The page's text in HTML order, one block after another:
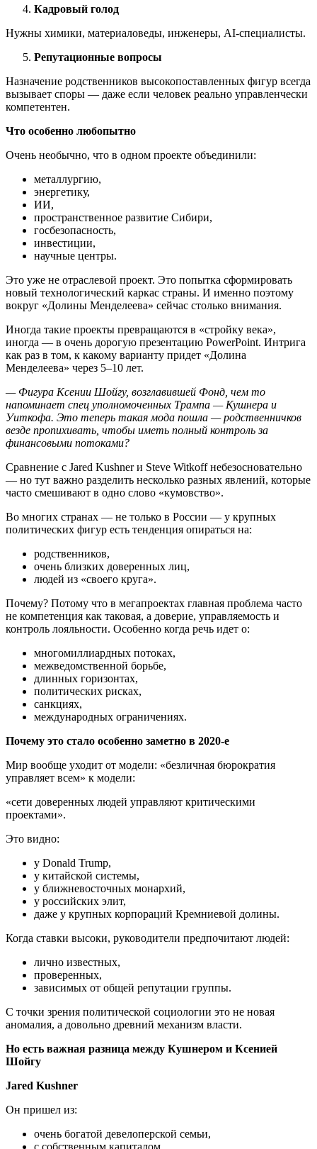
Кадровый голод
Нужны химики, материаловеды, инженеры, AI-специалисты.
Репутационные вопросы
Назначение родственников высокопоставленных фигур всегда
вызывает споры — даже если человек реально управленчески
компетентен.
Что особенно любопытно
Очень необычно, что в одном проекте объединили:
металлургию,
энергетику,
ИИ,
пространственное развитие Сибири,
госбезопасность,
инвестиции,
научные центры.
Это уже не отраслевой проект. Это попытка сформировать
новый технологический каркас страны. И именно поэтому
вокруг «Долины Менделеева» сейчас столько внимания.
Иногда такие проекты превращаются в «стройку века»,
иногда — в очень дорогую презентацию PowerPoint. Интрига
как раз в том, к какому варианту придет «Долина
Менделеева» через 5–10 лет.
— Фигура Ксении Шойгу, возглавившей Фонд, чем то
напоминает спец уполномоченных Трампа — Кушнера и
Уиткофа. Это теперь такая мода пошла — родственничков
везде пропихивать, чтобы иметь полный контроль за
финансовыми потоками?
Сравнение с Jared Kushner и Steve Witkoff небезосновательно
— но тут важно разделить несколько разных явлений, которые
часто смешивают в одно слово «кумовство».
Во многих странах — не только в России — у крупных
политических фигур есть тенденция опираться на:
родственников,
очень близких доверенных лиц,
людей из «своего круга».
Почему? Потому что в мегапроектах главная проблема часто
не компетенция как таковая, а доверие, управляемость и
контроль лояльности. Особенно когда речь идет о:
многомиллиардных потоках,
межведомственной борьбе,
длинных горизонтах,
политических рисках,
санкциях,
международных ограничениях.
Почему это стало особенно заметно в 2020-е
Мир вообще уходит от модели: «безличная бюрократия
управляет всем» к модели:
«сети доверенных людей управляют критическими
проектами».
Это видно:
у Donald Trump,
у китайской системы,
у ближневосточных монархий,
у российских элит,
даже у крупных корпораций Кремниевой долины.
Когда ставки высоки, руководители предпочитают людей:
лично известных,
проверенных,
зависимых от общей репутации группы.
С точки зрения политической социологии это не новая
аномалия, а довольно древний механизм власти.
Но есть важная разница между Кушнером и Ксенией
Шойгу
Jared Kushner
Он пришел из:
очень богатой девелоперской семьи,